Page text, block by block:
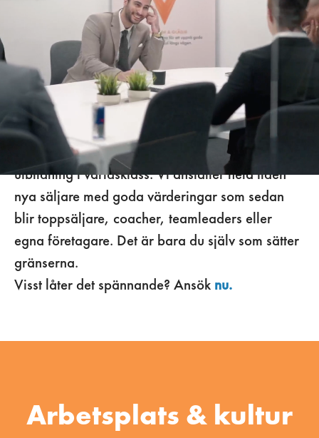
entreprenörer
Brinner du för personlig utveckling och älskar att
göra affärer, vill du bli en fantastisk säljare och
göra karriär? Oavsett vad som motiverar dig så
kan vi vara din hjälp på vägen.
Vi på Vendo jobbar med försäljning och
utbildning i världsklass. Vi anställer hela tiden
nya säljare med goda värderingar som sedan
blir toppsäljare, coacher, teamleaders eller
egna företagare. Det är bara du själv som sätter
gränserna.
Visst låter det spännande? Ansök nu.
Arbetsplats & kultur